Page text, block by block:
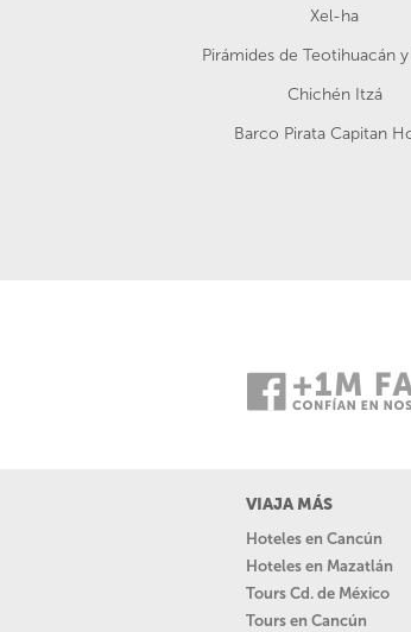
Xel-ha
Pirámides de Teotihuacán y
Chichén Itzá
Barco Pirata Capitan
VIAJA MÁS
Hoteles en Cancún
Hoteles en Mazatlán
Tours Cd. de México
Tours en Cancún